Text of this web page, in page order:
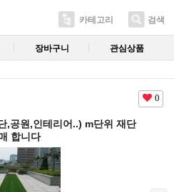
카테고리 검색
장바구니 관심상품
0
,공원,인테리어..) m단위 재단
합니다